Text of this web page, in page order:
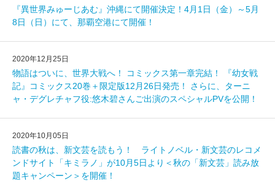
『異世界みゅーじあむ』沖縄にて開催決定！4月1日（金）～5月
8日（日）にて、那覇空港にて開催！
2020年12月25日
物語はついに、世界大戦へ！ コミックス第一章完結！ 『幼女戦
記』コミックス20巻＋限定版12月26日発売！ さらに、ターニ
ャ・デグレチャフ役:悠木碧さんご出演のスペシャルPVを公開！
2020年10月05日
読書の秋は、新文芸を読もう！ ライトノベル・新文芸のレコメ
ンドサイト「キミラノ」が10月5日より＜秋の「新文芸」読み放
題キャンペーン＞を開催！